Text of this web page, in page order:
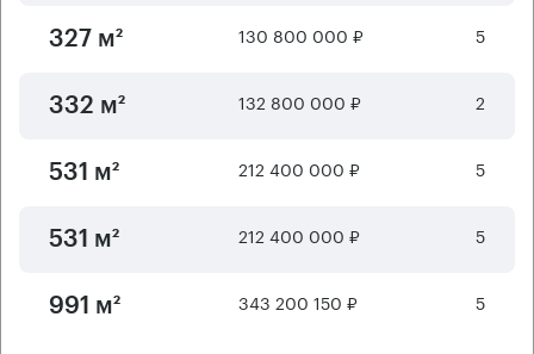
327 м² 130 800 000 ₽ 5
332 м² 132 800 000 ₽ 2
531 м² 212 400 000 ₽ 5
531 м² 212 400 000 ₽ 5
991 м² 343 200 150 ₽ 5